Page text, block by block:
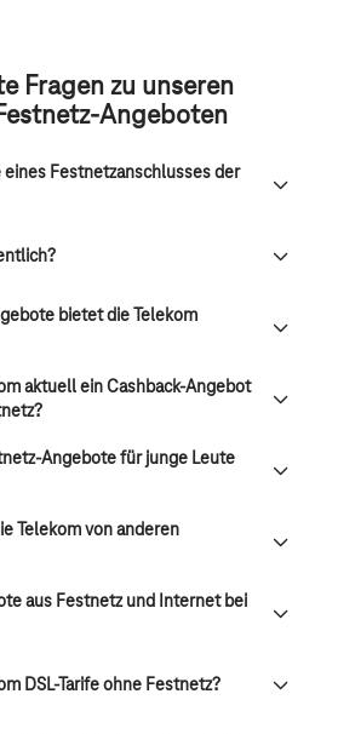
Fragen zu unseren
Angeboten
eines Festnetzanschlusses der
bietet die Telekom
aktuell ein Cashback-Angebot
Angebote für junge Leute
Telekom von anderen
aus Festnetz und Internet bei
DSL-Tarife ohne Festnetz?